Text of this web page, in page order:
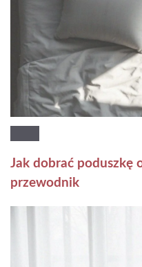
Jak dobrać poduszkę
przewodnik